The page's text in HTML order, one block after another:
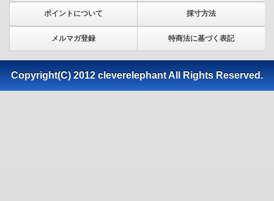
ポイントについて 採寸方法
メルマガ登録 特商法に基づく表記
Copyright(C) 2012 cleverelephant All Rights Reserved.